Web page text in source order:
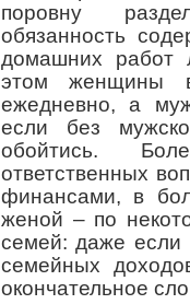
поровну
обязанность
домашних работ
этом женщины
ежедневно, а
если без
обойтись.
ответственных
финансами, в
женой – по
семей: даже если
семейных
окончательное